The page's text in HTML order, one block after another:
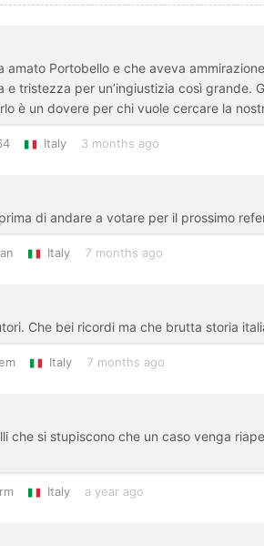
amato Portobello e che aveva
e tristezza per un’ingiustizia così grande.
è un dovere per chi vuole cercare la
Italy 3 months ago
di andare a votare per il prossimo
Italy 7 months ago
Che bei ricordi ma che brutta storia
Italy 7 months ago
che si stupiscono che un caso venga
Italy a year ago